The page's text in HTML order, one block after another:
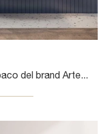
mobili bagno sospesi in laccato opaco del brand Artesi: clicca e scopri l'arredo bagno moderno Round 16 per il bagno di casa.